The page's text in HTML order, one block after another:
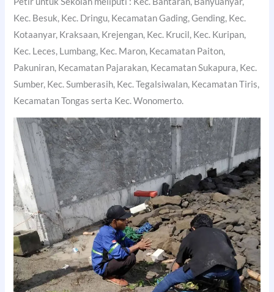
Kec. Besuk, Kec. Dringu, Kecamatan Gading, Gending, Kec.
Kotaanyar, Kraksaan, Krejengan, Kec. Krucil, Kec. Kuripan,
Kec. Leces, Lumbang, Kec. Maron, Kecamatan Paiton,
Pakuniran, Kecamatan Pajarakan, Kecamatan Sukapura, Kec.
Sumber, Kec. Sumberasih, Kec. Tegalsiwalan, Kecamatan Tiris,
Kecamatan Tongas serta Kec. Wonomerto.